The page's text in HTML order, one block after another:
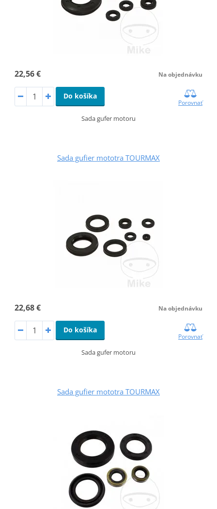
22,56 € Na objednávku
Do košíka
Porovnať
Sada gufer motoru
Sada gufier mototra TOURMAX
22,68 € Na objednávku
Do košíka
Porovnať
Sada gufer motoru
Sada gufier mototra TOURMAX